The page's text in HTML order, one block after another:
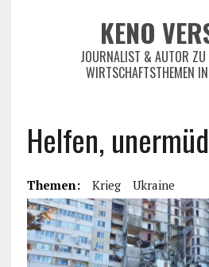
KENO
JOURNALIST & AUTOR
WIRTSCHAFTSTHEMEN
Helfen,
Themen: Krieg Ukraine